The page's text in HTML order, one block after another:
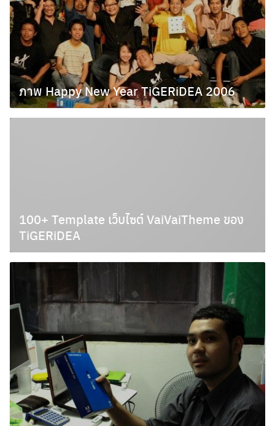
ภาพ Happy New Year TiGERiDEA 2006
มกราคม 7, 2010
100+ Template เว็บไซต์ VaiVaiTheme ของ
TiGERiDEA